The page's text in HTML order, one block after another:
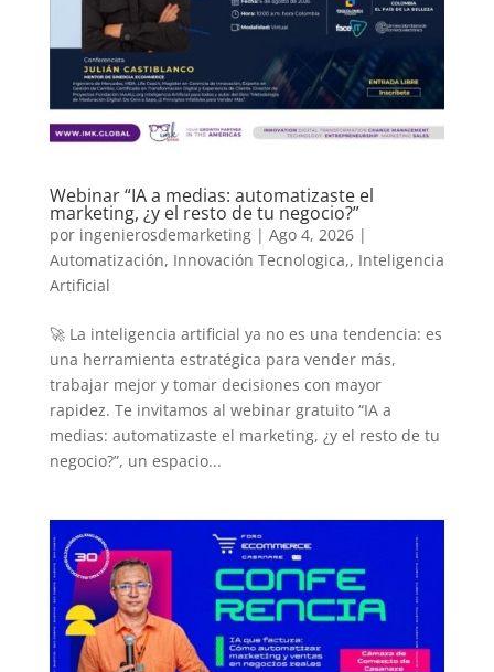
Webinar “IA a medias: automatizaste el
marketing, ¿y el resto de tu negocio?”
por ingenierosdemarketing| Ago 4, 2026|
Automatización, Innovación Tecnologica,, Inteligencia
Artificial
🚀 La inteligencia artificial ya no es una tendencia: es
una herramienta estratégica para vender más,
trabajar mejor y tomar decisiones con mayor
rapidez. Te invitamos al webinar gratuito “IA a
medias: automatizaste el marketing, ¿y el resto de tu
negocio?”, un espacio...